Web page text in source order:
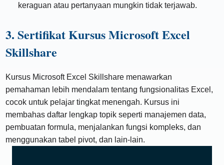
keraguan atau pertanyaan mungkin tidak terjawab.
3. Sertifikat Kursus Microsoft Excel
Skillshare
Kursus Microsoft Excel Skillshare menawarkan
pemahaman lebih mendalam tentang fungsionalitas Excel,
cocok untuk pelajar tingkat menengah. Kursus ini
membahas daftar lengkap topik seperti manajemen data,
pembuatan formula, menjalankan fungsi kompleks, dan
menggunakan tabel pivot, dan lain-lain.